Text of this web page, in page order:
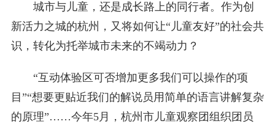
城市与儿童，还是成长路上的同行者。作为创
新活力之城的杭州，又将如何让“儿童友好”的社会共
识，转化为托举城市未来的不竭动力？
“互动体验区可否增加更多我们可以操作的项
目”“想要更贴近我们的解说员用简单的语言讲解复杂
的原理”……今年5月，杭州市儿童观察团组织团员